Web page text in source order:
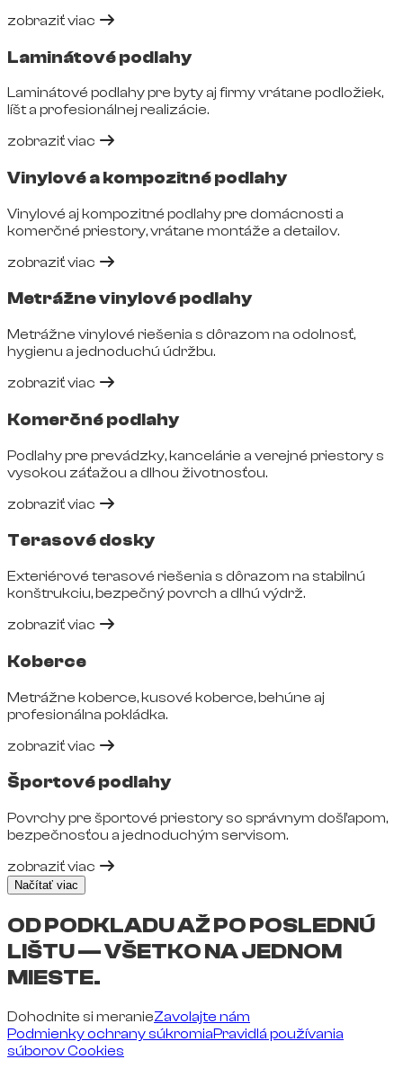
zobraziť viac
Laminátové podlahy
Laminátové podlahy pre byty aj firmy vrátane podložiek,
líšt a profesionálnej realizácie.
zobraziť viac
Vinylové a kompozitné podlahy
Vinylové aj kompozitné podlahy pre domácnosti a
komerčné priestory, vrátane montáže a detailov.
zobraziť viac
Metrážne vinylové podlahy
Metrážne vinylové riešenia s dôrazom na odolnosť,
hygienu a jednoduchú údržbu.
zobraziť viac
Komerčné podlahy
Podlahy pre prevádzky, kancelárie a verejné priestory s
vysokou záťažou a dlhou životnosťou.
zobraziť viac
Terasové dosky
Exteriérové terasové riešenia s dôrazom na stabilnú
konštrukciu, bezpečný povrch a dlhú výdrž.
zobraziť viac
Koberce
Metrážne koberce, kusové koberce, behúne aj
profesionálna pokládka.
zobraziť viac
Športové podlahy
Povrchy pre športové priestory so správnym došľapom,
bezpečnosťou a jednoduchým servisom.
zobraziť viac
Načítať viac
OD PODKLADU AŽ PO POSLEDNÚ
LIŠTU — VŠETKO NA JEDNOM
MIESTE.
Dohodnite si meranieZavolajte nám
Podmienky ochrany súkromiaPravidlá používania
súborov Cookies